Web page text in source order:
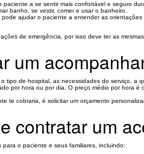
a se sentir mais confortável e seguro
banho, se vestir, comer e usar o banheiro.
ajudar o paciente a entender as orientações
de emergência, por isso deve ter as
um
tipo de hospital, as necessidades do serviço, a
por hora ou por dia. O preço médio por hora
te cobraria, é solicitar um orçamento
contratar um
o paciente e seus familiares, incluindo: